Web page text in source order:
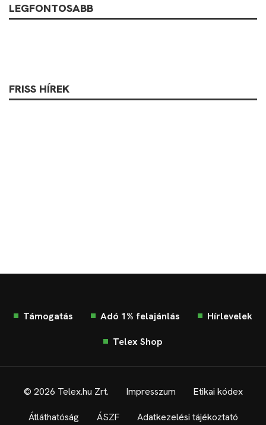
LEGFONTOSABB
FRISS HÍREK
Támogatás Adó 1% felajánlás Hírlevelek
Telex Shop
© 2026 Telex.hu Zrt. Impresszum Etikai kódex
Átláthatóság ÁSZF Adatkezelési tájékoztató